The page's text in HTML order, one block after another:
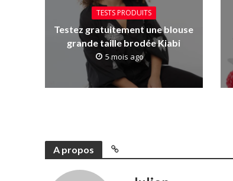
TESTS PRODUITS
Testez gratuitement une blouse
grande taille brodée Kiabi
5 mois ago
A propos